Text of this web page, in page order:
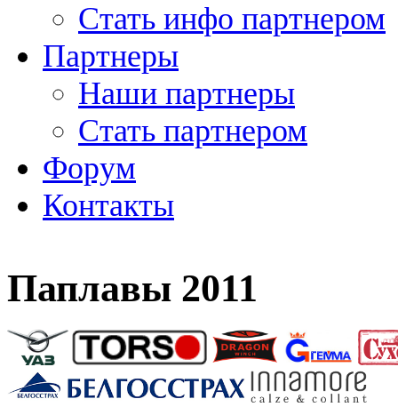
Стать инфо партнером
Партнеры
Наши партнеры
Стать партнером
Форум
Контакты
Паплавы 2011